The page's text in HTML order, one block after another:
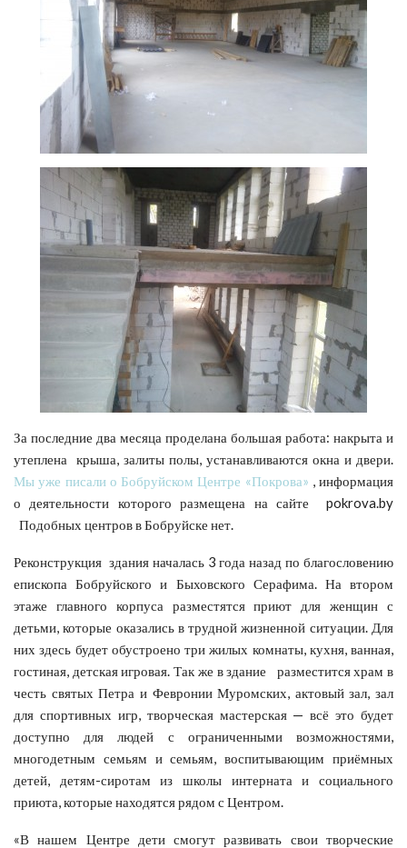
За последние два месяца проделана большая работа: накрыта и
утеплена крыша, залиты полы, устанавливаются окна и двери.
Мы уже писали о Бобруйском Центре «Покрова» , информация
о деятельности которого размещена на сайте pokrova.by
Подобных центров в Бобруйске нет.
Реконструкция здания началась 3 года назад по благословению
епископа Бобруйского и Быховского Серафима. На втором
этаже главного корпуса разместятся приют для женщин с
детьми, которые оказались в трудной жизненной ситуации. Для
них здесь будет обустроено три жилых комнаты, кухня, ванная,
гостиная, детская игровая. Так же в здание разместится храм в
честь святых Петра и Февронии Муромских, актовый зал, зал
для спортивных игр, творческая мастерская — всё это будет
доступно для людей с ограниченными возможностями,
многодетным семьям и семьям, воспитывающим приёмных
детей, детям-сиротам из школы интерната и социального
приюта, которые находятся рядом с Центром.
«В нашем Центре дети смогут развивать свои творческие